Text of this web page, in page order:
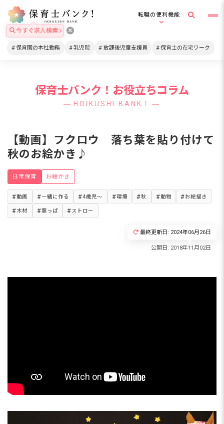
転職の便利機能
今すぐ求人検索
保育園の本社勤務 乳児院 放課後児童支援員 保育士の在宅ワーク
保育士バンク！お役立ちコラム
HOIKUSHI BANK！
【動画】フクロウ 落ち葉を貼り付けて
秋のお絵かき♪
日常保育 お絵かき
動画 一緒に作る 4歳児～ 環境 秋 動物 お絵描き
木材 葉っぱ ストロー
最終更新日: 2024年06月26日